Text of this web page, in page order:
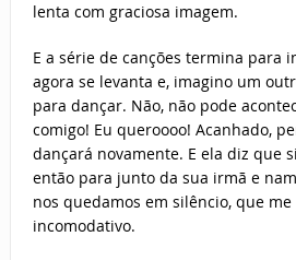
lenta com graciosa imagem.
E a série de canções termina para
agora se levanta e, imagino um
para dançar. Não, não pode
comigo! Eu queroooo! Acanhado,
dançará novamente. E ela diz que
então para junto da sua irmã e
nos quedamos em silêncio, que
incomodativo.